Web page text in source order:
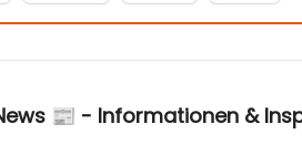
- MICE News 📰 - Informationen &